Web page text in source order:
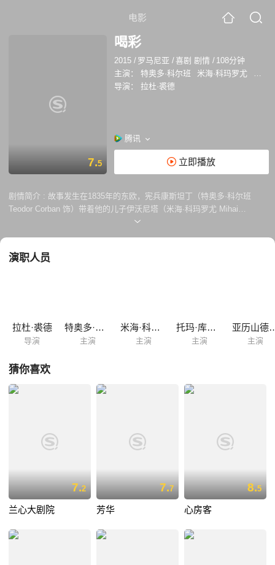
电影
7.5
喝彩
2015 / 罗马尼亚 /喜剧 剧情 / 108分钟
主演：
特奥多·科尔班 米海·科玛罗尤
托玛·
导演：
拉杜·裘德
腾讯
立即播放
剧情简介 : 故事发生在1835年的东欧，宪兵康斯坦丁（特奥多·科尔班
Teodor Corban 饰）带着他的儿子伊沃尼塔（米海·科玛罗尤 Mihai
Comanoiu 饰）正在茫茫的沙漠里追捕奴隶卡费（ 托玛·库兹因 Toma
了干劲，而后者沉默又内向，脑海里无时不刻都在思考着人生。 一路上，
演职人员
拉杜·裘德
导演
特奥多·科尔班
主演
米海·科玛罗尤
主演
托玛·库兹因
主演
亚历山
主演
猜你喜欢
7.2
兰心大剧院
7.7
芳华
8.5
心房客